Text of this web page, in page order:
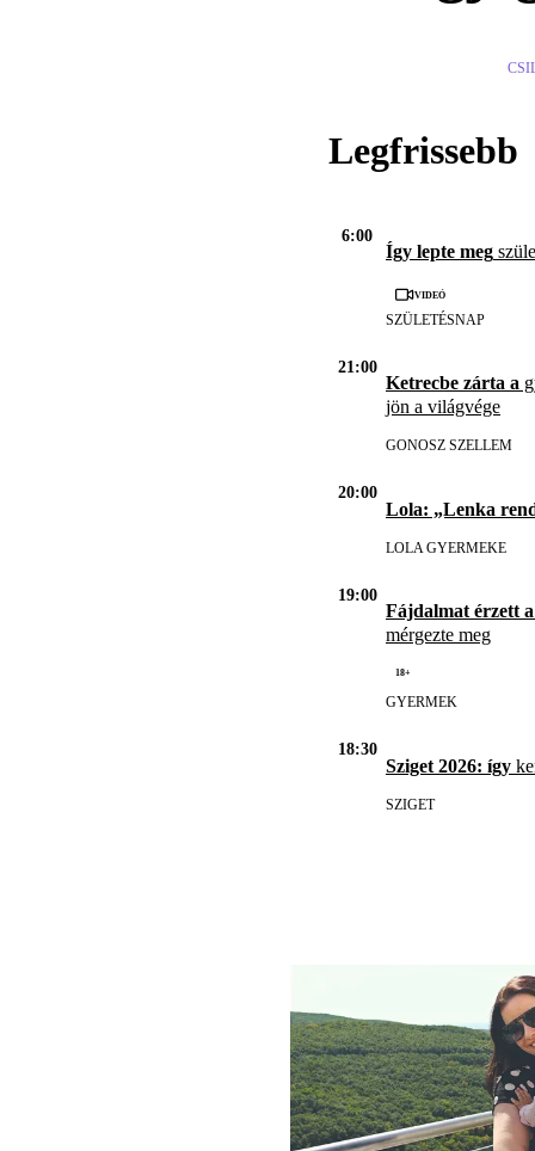
Legfrissebb
6:00
Így lepte meg
Videó
SZÜLETÉSNAP
21:00
Ketrecbe zárta a
jön a világvége
GONOSZ SZELLEM
20:00
Lola: „Lenka
LOLA GYERMEKE
19:00
Fájdalmat érzett a
mérgezte meg
18+
GYERMEK
18:30
Sziget 2026: így
SZIGET